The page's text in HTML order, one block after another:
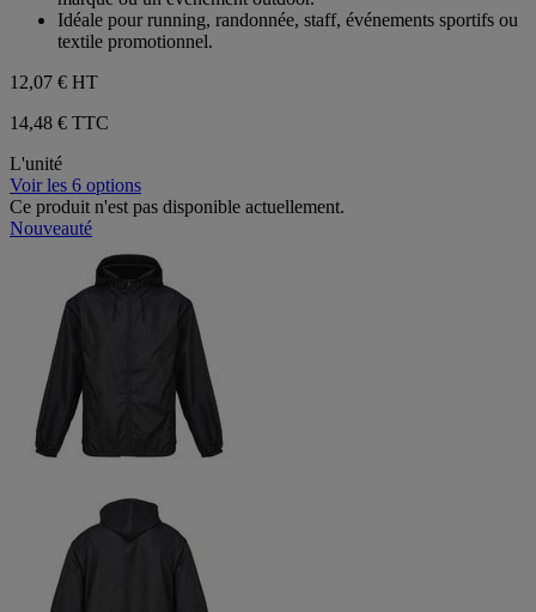
Idéale pour running, randonnée, staff, événements sportifs ou
textile promotionnel.
12,07 € HT
14,48 € TTC
L'unité
Voir les 6 options
Ce produit n'est pas disponible actuellement.
Nouveauté